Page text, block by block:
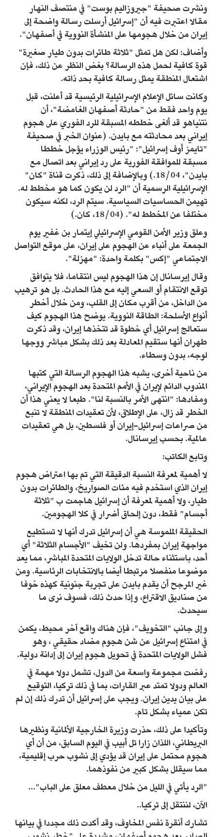
ونشرت صحيفة "جيروزاليم بوست" في منتصف النهار
مقالا اعتبرت فيه أن "إسرائيل أرسلت رسالة واضحة إلى
إيران من خلال هجومها على المنشأة النووية في أصفهان".
وأضاف: لكن هل تمثل "ثلاثة طائرات بدون طيار صغيرة"
قوة كافية لحمل هذه الرسالة؟ بغض النظر عن ذلك، فإن
اشتعال المنطقة يمثل رسالة كافية بحد ذاته.
وكانت سائل الإعلام الإسرائيلية الرئيسية قد أعلنت، قبل
يوم واحد فقط من "حادثة أصفهان الغامضة"، أن
نتنياهو قد ألغى خططه المسبقة للرد الفوري على هجوم
إيراني بعد محادثته مع بايدن. (عنوان الخبر في صحيفة
"تايمز أوف إسرائيل": "رئيس الوزراء يؤجل خططا
مسبقة للموافقة الفورية على رد إيراني بعد اتصال مع
بايدن"، 18/04.) وبالإضافة إلى ذلك، ذكرت قناة "كان"
الإسرائيلية الرسمية أن "الرد لن يكون كما هو مخطط له.
تهيمن الحساسيات السياسية. سيتم الرد، لكنه سيكون
مختلفا عن المخطط له". (18/04، كان.)
وعلق وزير الأمن القومي الإسرائيلي إيتمار بن غفير يوم
الجمعة على أنباء عن الهجوم على إيران، على موقع التواصل
الاجتماعي "إكس" بكلمة واحدة: "مهزلة".
وقال إيرسانال إن هذا الهجوم ليس انتقاما، فلا يتوافق
توقع الانتقام أو السعي إليه مع هذا الحادث. بل هو ترهيب
من الداخل، من أقرب مكان إلى القلب، ومن خلال أخطر
أنواع الأسلحة: الطاقة النووية. يوضح هذا الهجوم كيف
ستعالج إسرائيل أي خطوة قد تتخذها إيران، وقد ذكرت
طهران أنها ستقيم المعادلة بعد ذلك بشكل مباشر ووجها
لوجه، بدون وسطاء.
من ناحية أخرى، يشبه هذا الهجوم الرسالة التي كتبها
المندوب الدائم لإيران في الأمم المتحدة بعد الهجوم الإيراني،
ومفادها: "انتهى الأمر بالنسبة لنا". طبعا لا يعني هذا أن
الخطر قد زال، على الإطلاق، لأن تعقيدات المنطقة لا تنبع
من صراعات إسرائيل-إيران أو فلسطين، بل هي تعقيدات
عالمية. بحسب إيرسانال.
وتابع الكاتب:
لا أهمية لمعرفة النسبة الدقيقة التي تم بها اعتراض هجوم
إيران الذي استخدم فيه مئات الصواريخ، والطائرات بدون
طيار، ولا أهمية لمعرفة أن إسرائيل هاجمت ب "ثلاثة
أجسام" فقط، دون إلحاق أضرار في كلا الهجومين.
الحقيقة الملموسة هي أن إسرائيل تدرك أنها لا تستطيع
مواجهة إيران بمفردها. ولن تخيف "الأجسام الثلاثة" أي
أحد، باستثناء حالة تدخل الولايات المتحدة المباشر، مما يعد
موضوعا منفصلا مرتبطا أيضا بالانتخابات الرئاسية. ومن
غير المرجح أن يقدم بايدن على تجربة جنونية كهذه خوفا
من صناديق الاقتراع، وإذا حدث ذلك، فسوف نرى ما
سيحدث.
وإلى جانب "التخويف"، فإن هناك واقع آخر محبط، يكمن
في امتناع إسرائيل عن شن هجوم مضاد حقيقي ، وهو
فشل الولايات المتحدة في تحويل هجوم إيران إلى إدانة دولية.
رفضت مجموعة واسعة من الدول، تشمل دولا مهمة في
العالم ودولا تمتد عبر القارات، بما في ذلك تركيا، التوقيع
على بيان يدين إيران. ويجب على إسرائيل أن تدرك ذلك إن لم
تكن عمياء بشكل تام.
وتأكيدا على ذلك، حذرت وزيرة الخارجية الألمانية ونظيرها
البريطاني، اللذان زارا تل أبيب في اليوم السابق، من أن أي
هجوم محتمل على إيران قد يؤدي إلى نشوب حرب إقليمية،
مما سيقلل بشكل كبير من نفوذهما.
"الرد يأتي في الليل من خلال معطف معلق على الباب"...
الآن، لننتقل إلى تركيا..
تشارك أنقرة نفس المخاوف، وقد أكدت ذلك مجددا في بيانها